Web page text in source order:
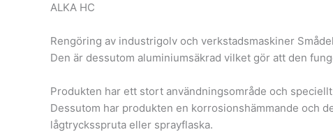
ALKA HC
Rengöring av industrigolv och verkstadsmaskiner
Den är dessutom aluminiumsäkrad vilket gör att den
Produkten har ett stort användningsområde och
Dessutom har produkten en korrosionshämmande och
lågtrycksspruta eller sprayflaska.